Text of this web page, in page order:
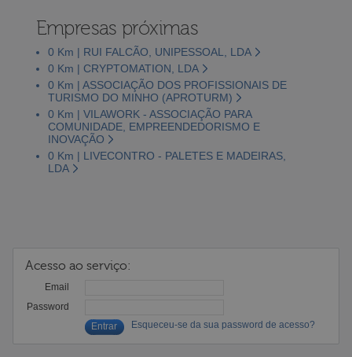
Empresas próximas
0 Km | RUI FALCÃO, UNIPESSOAL, LDA
0 Km | CRYPTOMATION, LDA
0 Km | ASSOCIAÇÃO DOS PROFISSIONAIS DE
TURISMO DO MINHO (APROTURM)
0 Km | VILAWORK - ASSOCIAÇÃO PARA
COMUNIDADE, EMPREENDEDORISMO E
INOVAÇÃO
0 Km | LIVECONTRO - PALETES E MADEIRAS,
LDA
Acesso ao serviço:
Email
Password
Esqueceu-se da sua password de acesso?